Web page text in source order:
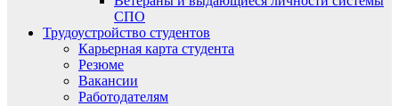
СПО
Трудоустройство студентов
Карьерная карта студента
Резюме
Вакансии
Работодателям